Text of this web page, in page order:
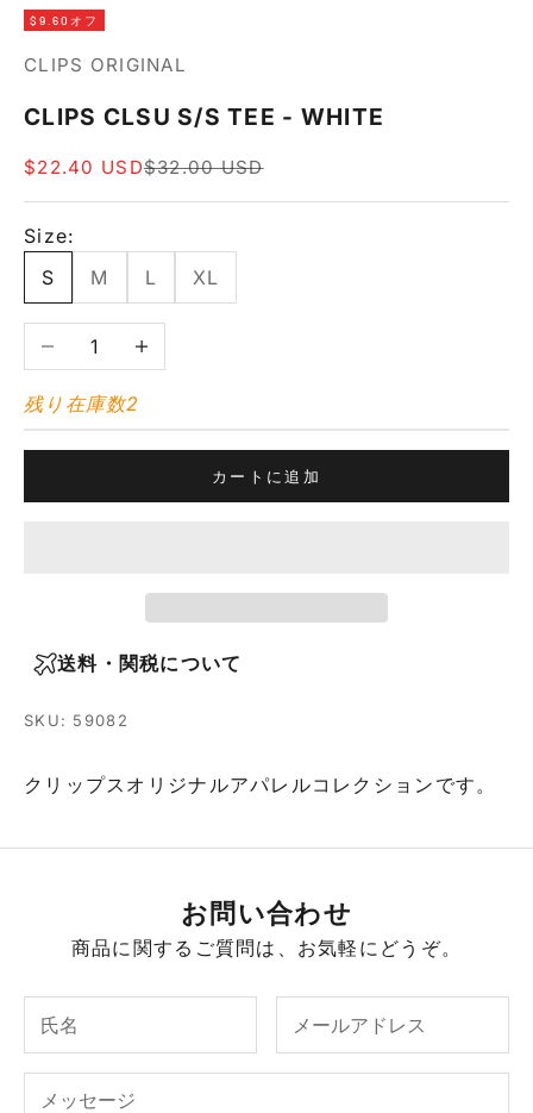
$9.60オフ
CLIPS ORIGINAL
CLIPS CLSU S/S TEE - WHITE
セール価格
$22.40 USD通常価格
$32.00 USD
Size:
S
M L XL
数量を減らす数量を増やす
残り在庫数2
カートに追加
送料・関税について
SKU: 59082
クリップスオリジナルアパレルコレクションです。
お問い合わせ
商品に関するご質問は、お気軽にどうぞ。